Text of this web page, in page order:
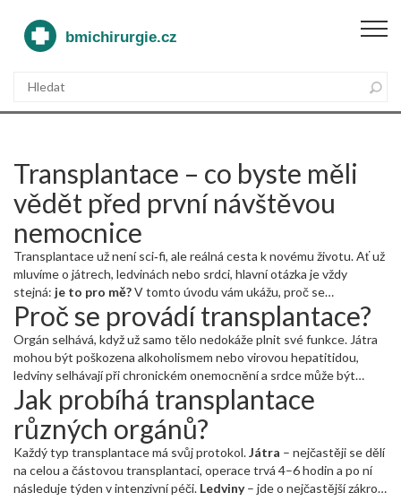
Transplantace – co byste měli
vědět před první návštěvou
nemocnice
Transplantace už není sci‑fi, ale reálná cesta k novému životu. Ať už
mluvíme o játrech, ledvinách nebo srdci, hlavní otázka je vždy
stejná: je to pro mě?V tomto úvodu vám ukážu, proč se
transplantace provádí, jak probíhá a co čekat po zákroku.
Proč se provádí transplantace?
Orgán selhává, když už samo tělo nedokáže plnit své funkce. Játra
mohou být poškozena alkoholismem nebo virovou hepatitidou,
ledviny selhávají při chronickém onemocnění a srdce může být
ohroženo infarktem. Transplantace nahrazuje poškozený orgán
zdravým a dává pacientovi šanci na normální život. V praxi to
znamená méně léků, méně nemocnic a vrácení se ke koníčkům,
které jste předtím museli odložit.
Jak probíhá transplantace
různých orgánů?
Každý typ transplantace má svůj protokol.Játra – nejčastěji se dělí
na celou a částovou transplantaci, operace trvá 4–6 hodin a po ní
následuje týden v intenzivní péči. Ledviny– jde o nejčastější zákrok,